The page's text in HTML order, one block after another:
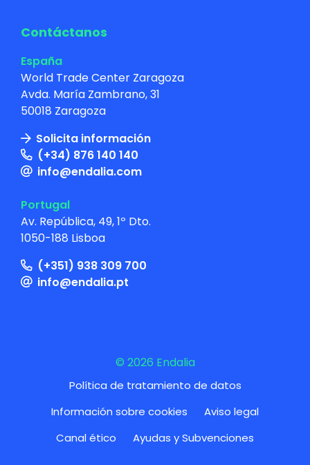
Contáctanos
España
World Trade Center Zaragoza
Avda. María Zambrano, 31
50018 Zaragoza
Solicita información
(+34) 876 140 140
info@endalia.com
Portugal
Av. República, 49, 1º Dto.
1050-188 Lisboa
(+351) 938 309 700
info@endalia.pt
© 2026 Endalia
Política de tratamiento de datos
Información sobre cookies
Aviso legal
Canal ético
Ayudas y Subvenciones